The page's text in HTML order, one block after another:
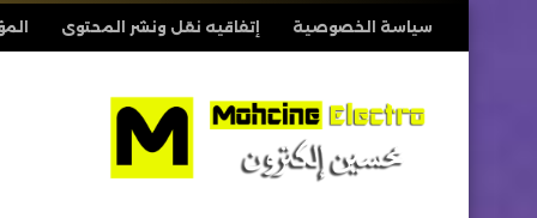
سياسة الخصوصية إتفاقيه نقل ونشر المحتوى